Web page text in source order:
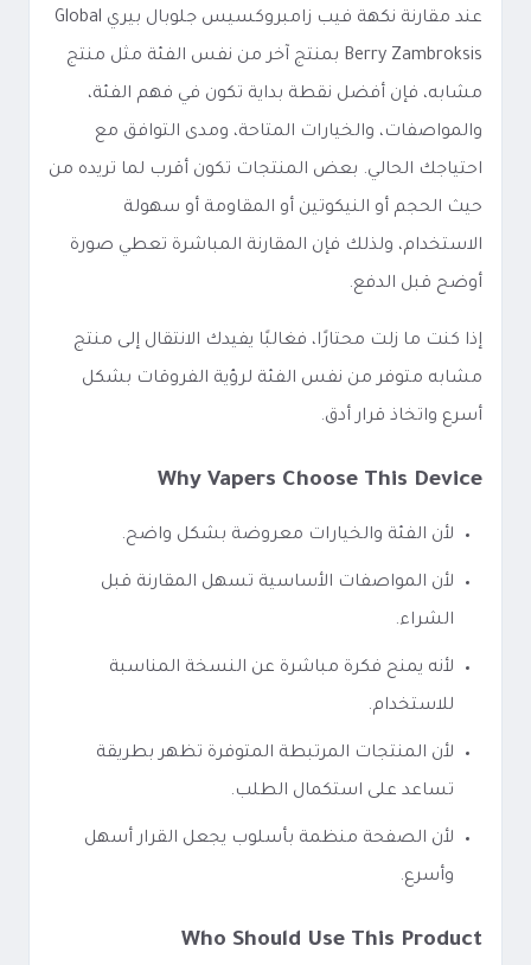
عند مقارنة نكهة فيب زامبروكسيس جلوبال بيري Global
Berry Zambroksis بمنتج آخر من نفس الفئة مثل منتج
مشابه، فإن أفضل نقطة بداية تكون في فهم الفئة،
والمواصفات، والخيارات المتاحة، ومدى التوافق مع
احتياجك الحالي. بعض المنتجات تكون أقرب لما تريده من
حيث الحجم أو النيكوتين أو المقاومة أو سهولة
الاستخدام، ولذلك فإن المقارنة المباشرة تعطي صورة
أوضح قبل الدفع.
إذا كنت ما زلت محتارًا، فغالبًا يفيدك الانتقال إلى منتج
مشابه متوفر من نفس الفئة لرؤية الفروقات بشكل
أسرع واتخاذ قرار أدق.
Why Vapers Choose This Device
لأن الفئة والخيارات معروضة بشكل واضح.
لأن المواصفات الأساسية تسهل المقارنة قبل
الشراء.
لأنه يمنح فكرة مباشرة عن النسخة المناسبة
للاستخدام.
لأن المنتجات المرتبطة المتوفرة تظهر بطريقة
تساعد على استكمال الطلب.
لأن الصفحة منظمة بأسلوب يجعل القرار أسهل
وأسرع.
Who Should Use This Product